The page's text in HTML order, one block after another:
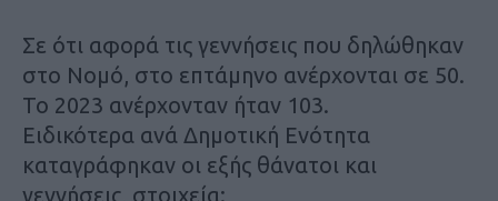
Σε ότι αφορά τις γεννήσεις που δηλώθηκαν
στο Νομό, στο επτάμηνο ανέρχονται σε 50.
Το 2023 ανέρχονταν ήταν 103.
Ειδικότερα ανά Δημοτική Ενότητα
καταγράφηκαν οι εξής θάνατοι και
γεννήσεις, στοιχεία: